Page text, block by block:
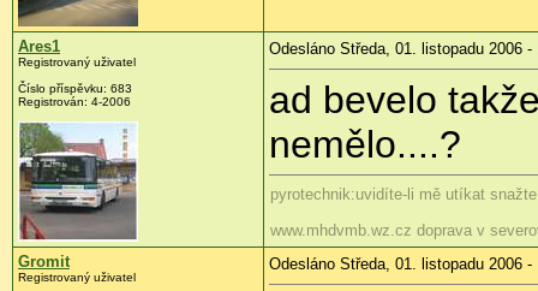
Ares1
Registrovaný uživatel
Číslo příspěvku: 683
Registrován: 4-2006
Odesláno Středa, 01. listopadu 2006 -
ad bevelo
nemělo....?
pyrotechnik:uvidíte-li mě utíkat
www.mhdvmb.wz.cz doprava v
Gromit
Registrovaný uživatel
Odesláno Středa, 01. listopadu 2006 -